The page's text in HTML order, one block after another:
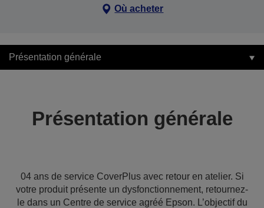
Où acheter
Présentation générale
Présentation générale
04 ans de service CoverPlus avec retour en atelier. Si
votre produit présente un dysfonctionnement, retournez-
le dans un Centre de service agréé Epson. L’objectif du